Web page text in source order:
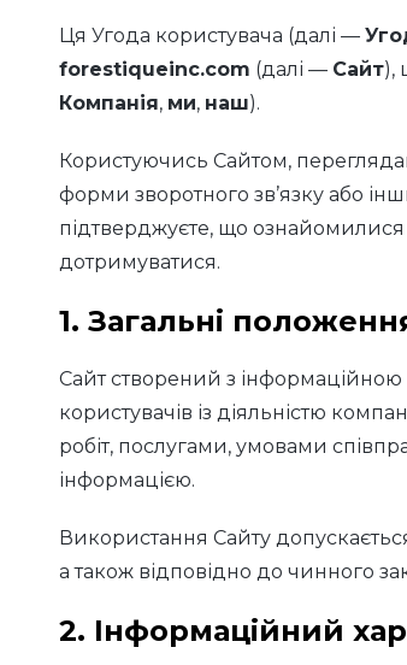
Ця Угода користувача (далі —
forestiqueinc.com (далі — Сайт),
Компанія, ми, наш).
Користуючись Сайтом,
форми зворотного зв’язку або
підтверджуєте, що ознайомилися
дотримуватися.
1. Загальні
Сайт створений з
користувачів із діяльністю
робіт, послугами, умовами
інформацією.
Використання Сайту
а також відповідно до чинного
2. Інформаційний